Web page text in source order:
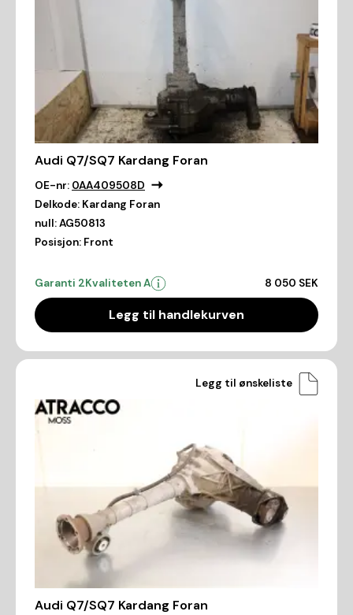
Audi Q7/SQ7 Kardang Foran
OE-nr: 0AA409508D
Delkode: Kardang Foran
null:AG50813
Posisjon: Front
Garanti 2Kvaliteten A 8 050 SEK
Legg til handlekurven
Legg til ønskeliste
Audi Q7/SQ7 Kardang Foran